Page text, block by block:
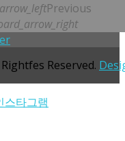
Previous
Reserved.